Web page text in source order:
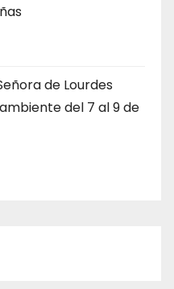
de Lourdes
del 7 al 9 de